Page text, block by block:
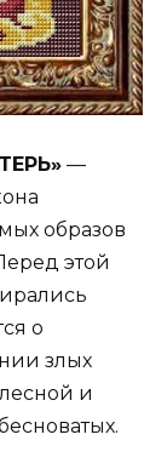
—
образов
этой
о
злых
и